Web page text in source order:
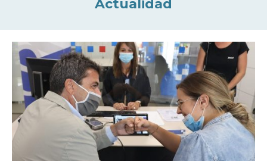
Actualidad